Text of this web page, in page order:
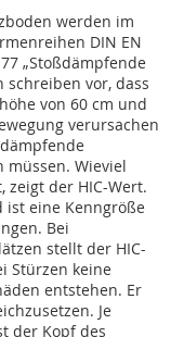
werden im
DIN EN
„Stoßdämpfende
schreiben vor, dass
von 60 cm und
verursachen
müssen. Wieviel
der HIC-Wert.
ist eine Kenngröße
Bei
stellt der HIC-
Stürzen keine
entstehen. Er
Je
der Kopf des